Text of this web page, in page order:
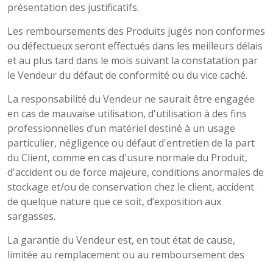
présentation des justificatifs.
Les remboursements des Produits jugés non conformes
ou défectueux seront effectués dans les meilleurs délais
et au plus tard dans le mois suivant la constatation par
le Vendeur du défaut de conformité ou du vice caché.
La responsabilité du Vendeur ne saurait être engagée
en cas de mauvaise utilisation, d'utilisation à des fins
professionnelles d’un matériel destiné à un usage
particulier, négligence ou défaut d'entretien de la part
du Client, comme en cas d'usure normale du Produit,
d'accident ou de force majeure, conditions anormales de
stockage et/ou de conservation chez le client, accident
de quelque nature que ce soit, d’exposition aux
sargasses.
La garantie du Vendeur est, en tout état de cause,
limitée au remplacement ou au remboursement des